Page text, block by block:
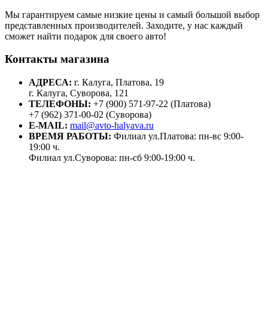
Мы гарантируем самые низкие цены и самый большой выбор
представленных производителей. Заходите, у нас каждый
сможет найти подарок для своего авто!
Контакты магазина
АДРЕСА: г. Калуга, Платова, 19
г. Калуга, Суворова, 121
ТЕЛЕФОНЫ: +7 (900) 571-97-22 (Платова)
+7 (962) 371-00-02 (Суворова)
E-MAIL: mail@avto-halyava.ru
ВРЕМЯ РАБОТЫ: Филиал ул.Платова: пн-вс 9:00-
19:00 ч.
Филиал ул.Суворова: пн-сб 9:00-19:00 ч.